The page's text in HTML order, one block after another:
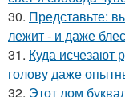
30. Представьте:
лежит - и даже
31. Куда исчезают
голову даже
32. Этот дом